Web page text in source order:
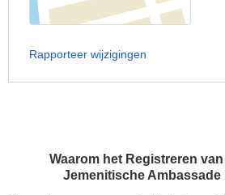
Waarom het Registreren
Jemenitische
Rapporteer wijzigingen